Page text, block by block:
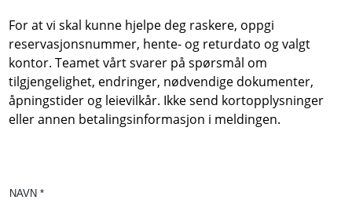
For at vi skal kunne hjelpe deg raskere, oppgi
reservasjonsnummer, hente- og returdato og valgt
kontor. Teamet vårt svarer på spørsmål om
tilgjengelighet, endringer, nødvendige dokumenter,
åpningstider og leievilkår. Ikke send kortopplysninger
eller annen betalingsinformasjon i meldingen.
NAVN *